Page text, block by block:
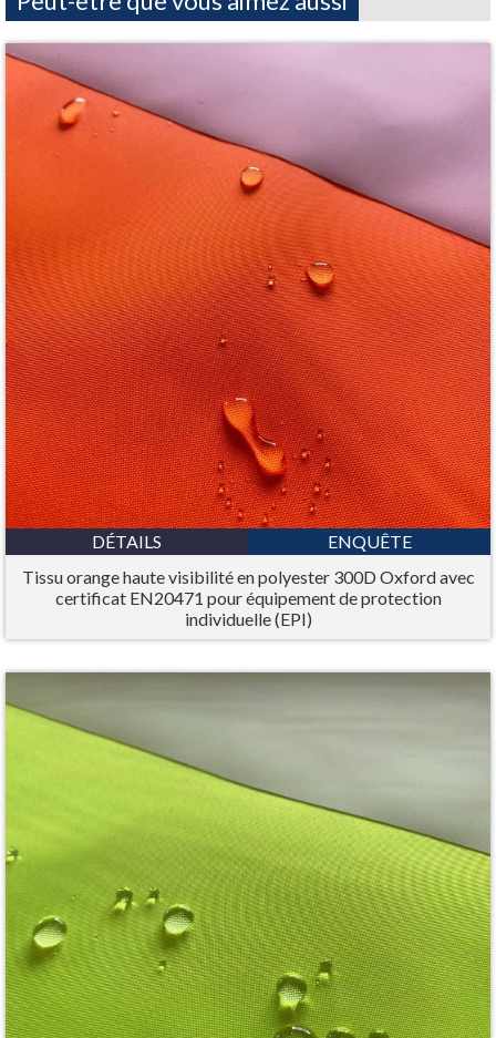
DÉTAILS
ENQUÊTE
Tissu orange haute visibilité en polyester 300D Oxford avec
certificat EN20471 pour équipement de protection
individuelle (EPI)